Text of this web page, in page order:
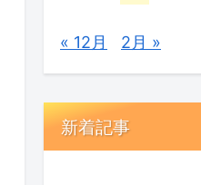
« 12月 2月 »
新着記事